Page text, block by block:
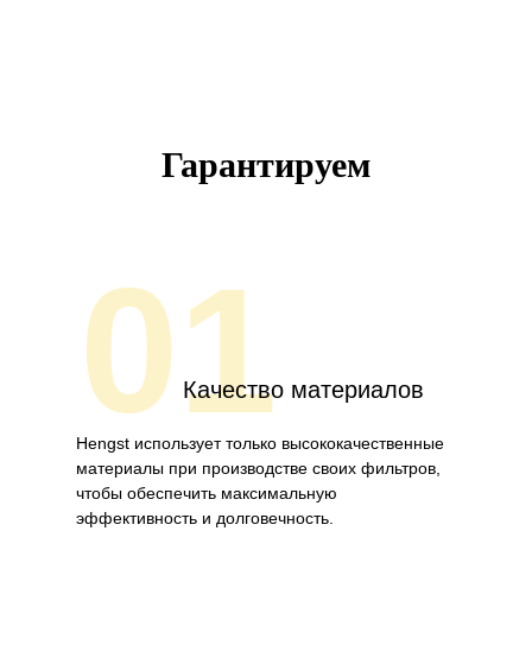
Гарантируем
01Качество материалов
Hengst использует только высококачественные
материалы при производстве своих фильтров,
чтобы обеспечить максимальную
эффективность и долговечность.